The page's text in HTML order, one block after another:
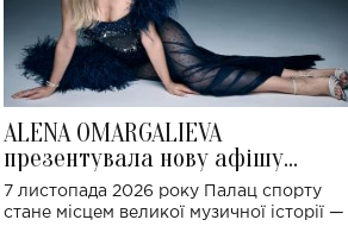
ALENA OMARGALIEVA
презентувала нову афішу
великого концерту в Палаці
спорту
7 листопада 2026 року Палац спорту
стане місцем великої музичної історії —